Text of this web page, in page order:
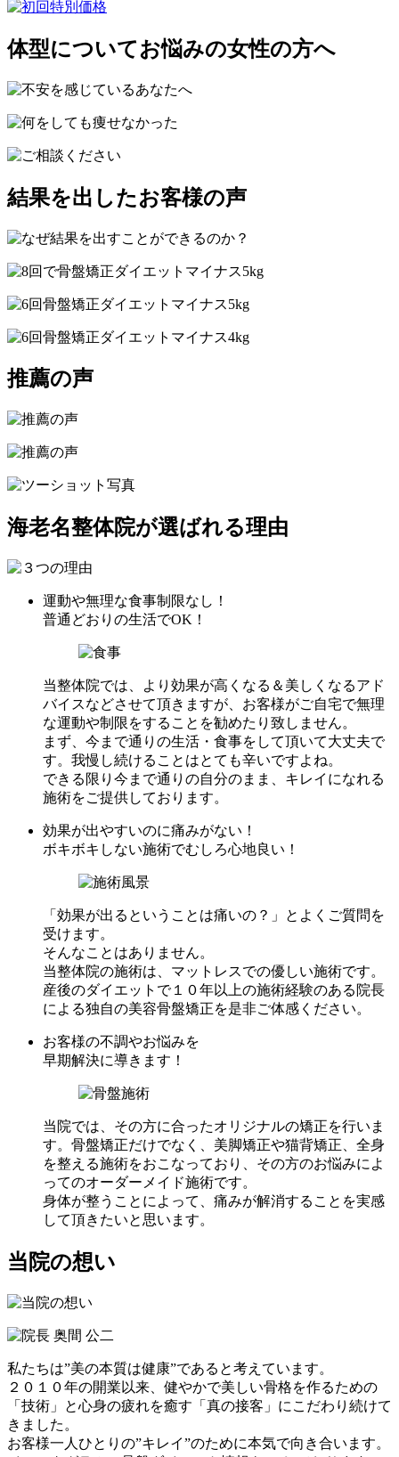
体型についてお悩みの女性の方へ
結果を出したお客様の声
推薦の声
海老名整体院が選ばれる理由
運動や無理な食事制限なし！
普通どおりの生活でOK！
当整体院では、より効果が高くなる＆美しくなるアド
バイスなどさせて頂きますが、お客様がご自宅で無理
な運動や制限をすることを勧めたり致しません。
まず、今まで通りの生活・食事をして頂いて大丈夫で
す。我慢し続けることはとても辛いですよね。
できる限り今まで通りの自分のまま、キレイになれる
施術をご提供しております。
効果が出やすいのに痛みがない！
ボキボキしない施術でむしろ心地良い！
「効果が出るということは痛いの？」とよくご質問を
受けます。
そんなことはありません。
当整体院の施術は、マットレスでの優しい施術です。
産後のダイエットで１０年以上の施術経験のある院長
による独自の美容骨盤矯正を是非ご体感ください。
お客様の不調やお悩みを
早期解決に導きます！
当院では、その方に合ったオリジナルの矯正を行いま
す。骨盤矯正だけでなく、美脚矯正や猫背矯正、全身
を整える施術をおこなっており、その方のお悩みによ
ってのオーダーメイド施術です。
身体が整うことによって、痛みが解消することを実感
して頂きたいと思います。
当院の想い
私たちは”美の本質は健康”であると考えています。
２０１０年の開業以来、健やかで美しい骨格を作るための
「技術」と心身の疲れを癒す「真の接客」にこだわり続けて
きました。
お客様一人ひとりの”キレイ”のために本気で向き合います。